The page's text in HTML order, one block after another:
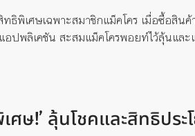
พิเศษเฉพาะสมาชิกแม็คโคร เมื่อซื้อสิน
ปพลิเคชัน สะสมแม็คโครพอยท์ไว้ลุ้นแล
ษ!’ ลุ้นโชคและสิทธิประ